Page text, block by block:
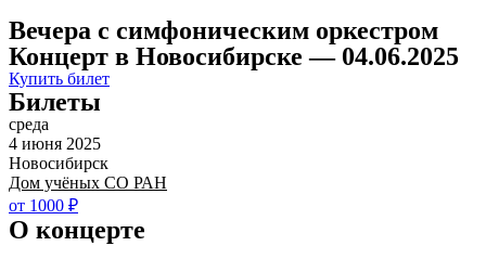
Вечера с симфоническим оркестром
Концерт в Новосибирске — 04.06.2025
Купить билет
Билеты
среда
4 июня 2025
Новосибирск
Дом учёных СО РАН
от 1000 ₽
О концерте